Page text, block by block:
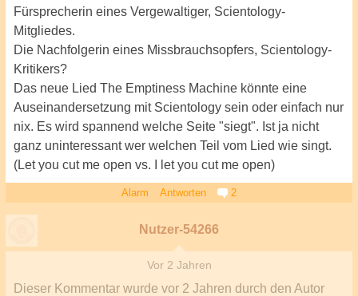
Fürsprecherin eines Vergewaltiger, Scientology-
Mitgliedes.
Die Nachfolgerin eines Missbrauchsopfers, Scientology-
Kritikers?
Das neue Lied The Emptiness Machine könnte eine
Auseinandersetzung mit Scientology sein oder einfach nur
nix. Es wird spannend welche Seite "siegt". Ist ja nicht
ganz uninteressant wer welchen Teil vom Lied wie singt.
(Let you cut me open vs. I let you cut me open)
Alarm Antworten 2
Nutzer-54266
Vor 2 Jahren
Dieser Kommentar wurde vor 2 Jahren durch den Autor